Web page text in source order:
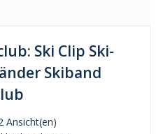
Ski Clip Ski-
Skiband
Ansicht(en)